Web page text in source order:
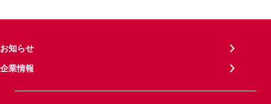
お知らせ
企業情報